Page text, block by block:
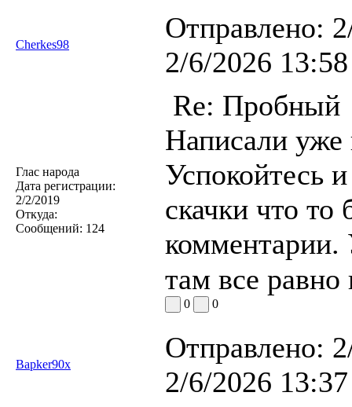
Cherkes98
Отправлено:
2/6/2026 13:58
Глас народа
Дата регистрации:
2/2/2019
Откуда:
Сообщений: 124
Re: Пробный
Написали уже
Успокойтесь
скачки что то
комментарии.
там все равно
0 0
Bapker90x
Отправлено:
2/6/2026 13:37